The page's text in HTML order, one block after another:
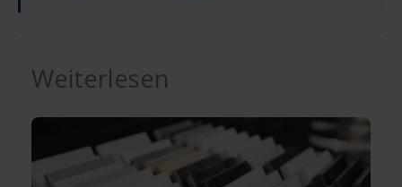
Weiterlesen